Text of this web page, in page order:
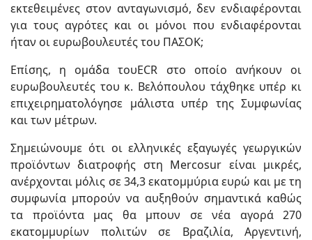
εκτεθειμένες στον ανταγωνισμό, δεν ενδιαφέρονται
για τους αγρότες και οι μόνοι που ενδιαφέρονται
ήταν οι ευρωβουλευτές του ΠΑΣΟΚ;
Επίσης, η ομάδα τουECR στο οποίο ανήκουν οι
ευρωβουλευτές του κ. Βελόπουλου τάχθηκε υπέρ κι
επιχειρηματολόγησε μάλιστα υπέρ της Συμφωνίας
και των μέτρων.
Σημειώνουμε ότι οι ελληνικές εξαγωγές γεωργικών
προϊόντων διατροφής στη Mercosur είναι μικρές,
ανέρχονται μόλις σε 34,3 εκατομμύρια ευρώ και με τη
συμφωνία μπορούν να αυξηθούν σημαντικά καθώς
τα προϊόντα μας θα μπουν σε νέα αγορά 270
εκατομμυρίων πολιτών σε Βραζιλία, Αργεντινή,